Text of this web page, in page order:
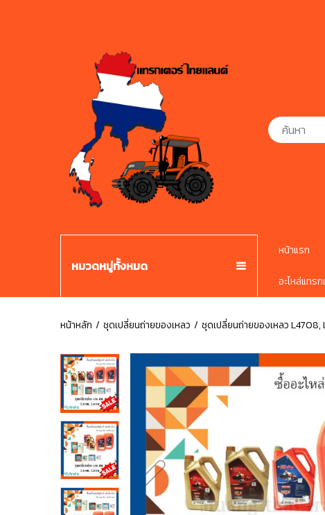
หมวดหมู่ทั้งหมด
หน้าแรก
อะไหล่แทร
หน้าหลัก ชุดเปลี่ยนถ่ายของเหลว ชุดเปลี่ยนถ่ายของเหลว L4708,